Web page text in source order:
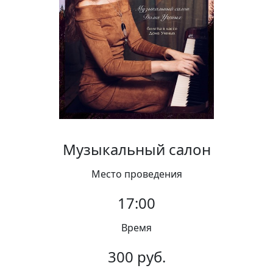
Контакты
Вакансии
Музыкальный салон
Место проведения
17:00
Время
300 руб.